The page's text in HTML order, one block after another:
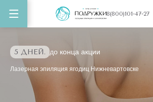
8(800)101-47-27
5 ДНЕЙ. до конца акции
Лазерная эпиляция ягодиц Нижневартовске